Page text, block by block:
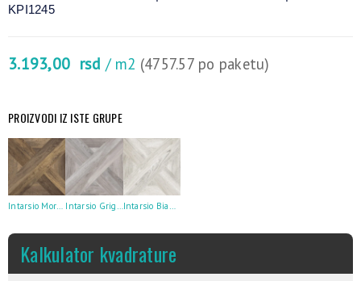
KPI1245
3.193,00 rsd / m2 (4757.57 po paketu)
PROIZVODI IZ ISTE GRUPE
Intarsio Moro Rettificato 61X61 Intarsio Grigio Rettificato 61X61 Intarsio Bianco Rettificato 61X61
Kalkulator kvadrature